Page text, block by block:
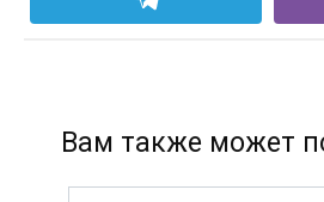
Вам также может